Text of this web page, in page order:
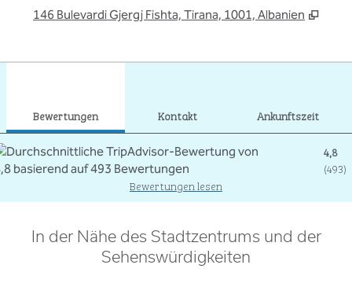
146 Bulevardi Gjergj Fishta, Tirana, 1001, Albanien ,
Bewertungen Kontakt Ankunftszeit
4,8
(493)
Bewertungen lesen
In der Nähe des Stadtzentrums und der
Sehenswürdigkeiten